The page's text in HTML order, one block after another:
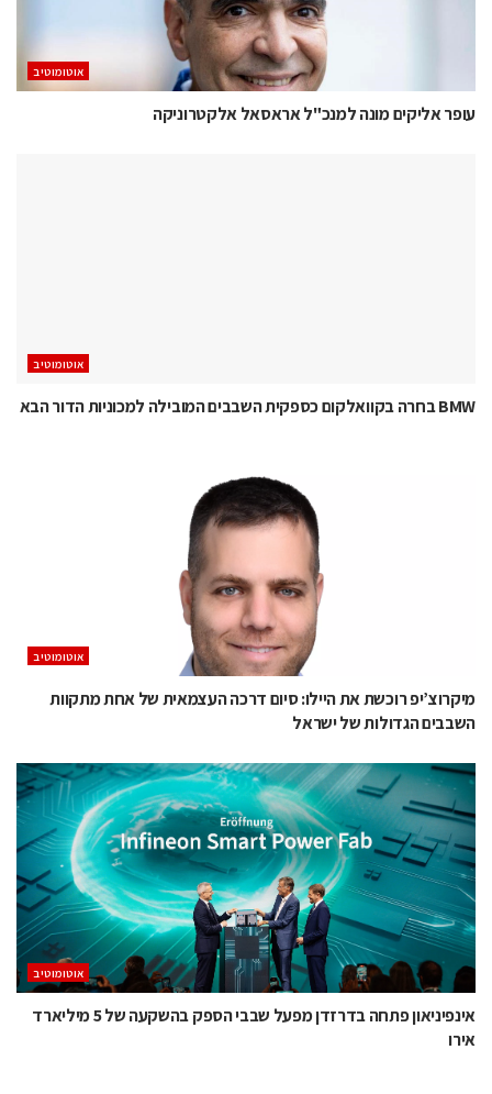
אוטומוטיב
עופר אליקים מונה למנכ"ל אראסאל אלקטרוניקה
אוטומוטיב
BMW בחרה בקוואלקום כספקית השבבים המובילה למכוניות הדור הבא
אוטומוטיב
מיקרוצ’יפ רוכשת את היילו: סיום דרכה העצמאית של אחת מתקוות
השבבים הגדולות של ישראל
אוטומוטיב
אינפיניאון פתחה בדרזדן מפעל שבבי הספק בהשקעה של 5 מיליארד
אירו